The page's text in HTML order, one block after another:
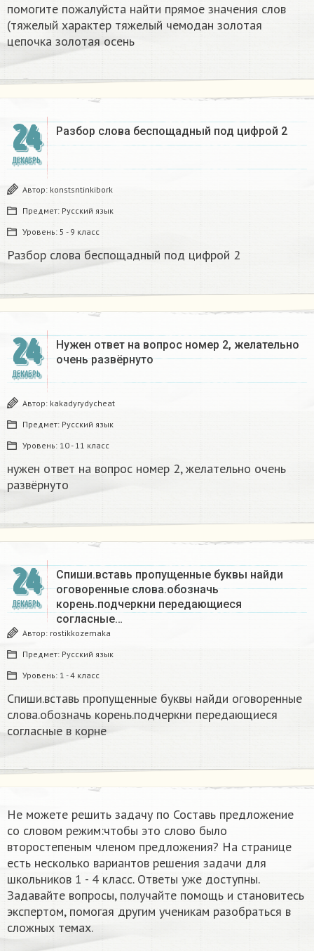
помогите пожалуйста найти прямое значения слов
(тяжелый характер тяжелый чемодан золотая
цепочка золотая осень
24
ДЕКАБРЬ
Разбор слова беспощадный под цифрой 2
Автор: konstsntinkibork
Предмет: Русский язык
Уровень: 5 - 9 класс
Разбор слова беспощадный под цифрой 2
24
ДЕКАБРЬ
Нужен ответ на вопрос номер 2, желательно
очень развёрнуто
Автор: kakadyrydycheat
Предмет: Русский язык
Уровень: 10 - 11 класс
нужен ответ на вопрос номер 2, желательно очень
развёрнуто
24
ДЕКАБРЬ
Спиши.вставь пропущенные буквы найди
оговоренные слова.обозначь
корень.подчеркни передающиеся
согласные…
Автор: rostikkozemaka
Предмет: Русский язык
Уровень: 1 - 4 класс
Спиши.вставь пропущенные буквы найди оговоренные
слова.обозначь корень.подчеркни передающиеся
согласные в корне
Не можете решить задачу по Составь предложение
со словом режим:чтобы это слово было
второстепеным членом предложения​? На странице
есть несколько вариантов решения задачи для
школьников 1 - 4 класс. Ответы уже доступны.
Задавайте вопросы, получайте помощь и становитесь
экспертом, помогая другим ученикам разобраться в
сложных темах.